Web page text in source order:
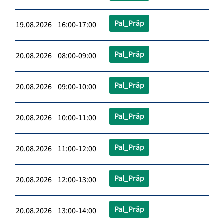
19.08.2026 16:00-17:00 Pal_Präp
20.08.2026 08:00-09:00 Pal_Präp
20.08.2026 09:00-10:00 Pal_Präp
20.08.2026 10:00-11:00 Pal_Präp
20.08.2026 11:00-12:00 Pal_Präp
20.08.2026 12:00-13:00 Pal_Präp
20.08.2026 13:00-14:00 Pal_Präp